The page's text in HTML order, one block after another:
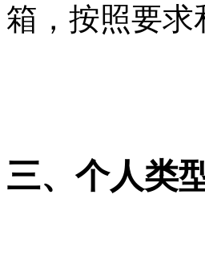
箱，按照要
三、个人类